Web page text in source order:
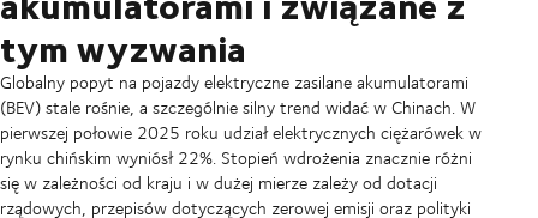
tym wyzwania
Globalny popyt na pojazdy elektryczne zasilane akumulatorami
(BEV) stale rośnie, a szczególnie silny trend widać w Chinach. W
pierwszej połowie 2025 roku udział elektrycznych ciężarówek w
rynku chińskim wyniósł 22%. Stopień wdrożenia znacznie różni
się w zależności od kraju i w dużej mierze zależy od dotacji
rządowych, przepisów dotyczących zerowej emisji oraz polityki